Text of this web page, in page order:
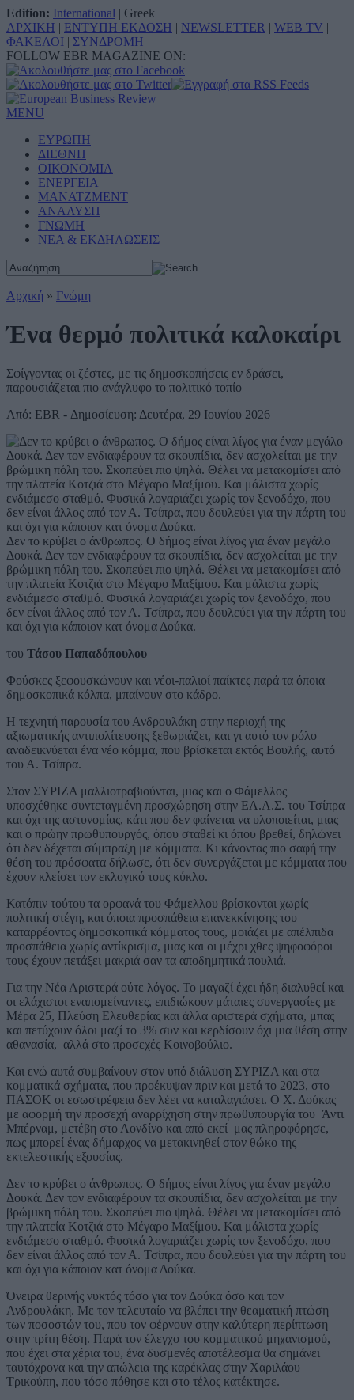
Edition: International | Greek
ΑΡΧΙΚΗ | ΕΝΤΥΠΗ ΕΚΔΟΣΗ | NEWSLETTER | WEB TV |
ΦΑΚΕΛΟΙ | ΣΥΝΔΡΟΜΗ
FOLLOW EBR MAGAZINE ON:
MENU
ΕΥΡΩΠΗ
ΔΙΕΘΝΗ
ΟΙΚΟΝΟΜΙΑ
ΕΝΕΡΓΕΙΑ
ΜΑΝΑΤΖΜΕΝΤ
ΑΝΑΛΥΣΗ
ΓΝΩΜΗ
ΝΕΑ & ΕΚΔΗΛΩΣΕΙΣ
Αρχική » Γνώμη
Ένα θερμό πολιτικά καλοκαίρι
Σφίγγοντας οι ζέστες, με τις δημοσκοπήσεις εν δράσει,
παρουσιάζεται πιο ανάγλυφο το πολιτικό τοπίο
Από: EBR - Δημοσίευση: Δευτέρα, 29 Ιουνίου 2026
Δεν το κρύβει ο άνθρωπος. Ο δήμος είναι λίγος για έναν μεγάλο
Δουκά. Δεν τον ενδιαφέρουν τα σκουπίδια, δεν ασχολείται με την
βρώμικη πόλη του. Σκοπεύει πιο ψηλά. Θέλει να μετακομίσει από
την πλατεία Κοτζιά στο Μέγαρο Μαξίμου. Και μάλιστα χωρίς
ενδιάμεσο σταθμό. Φυσικά λογαριάζει χωρίς τον ξενοδόχο, που
δεν είναι άλλος από τον Α. Τσίπρα, που δουλεύει για την πάρτη του
και όχι για κάποιον κατ όνομα Δούκα.
του Τάσου Παπαδόπουλου
Φούσκες ξεφουσκώνουν και νέοι-παλιοί παίκτες παρά τα όποια
δημοσκοπικά κόλπα, μπαίνουν στο κάδρο.
Η τεχνητή παρουσία του Ανδρουλάκη στην περιοχή της
αξιωματικής αντιπολίτευσης ξεθωριάζει, και γι αυτό τον ρόλο
αναδεικνύεται ένα νέο κόμμα, που βρίσκεται εκτός Βουλής, αυτό
του Α. Τσίπρα.
Στον ΣΥΡΙΖΑ μαλλιοτραβιούνται, μιας και ο Φάμελλος
υποσχέθηκε συντεταγμένη προσχώρηση στην ΕΛ.Α.Σ. του Τσίπρα
και όχι της αστυνομίας, κάτι που δεν φαίνεται να υλοποιείται, μιας
και ο πρώην πρωθυπουργός, όπου σταθεί κι όπου βρεθεί, δηλώνει
ότι δεν δέχεται σύμπραξη με κόμματα. Κι κάνοντας πιο σαφή την
θέση του πρόσφατα δήλωσε, ότι δεν συνεργάζεται με κόμματα που
έχουν κλείσει τον εκλογικό τους κύκλο.
Κατόπιν τούτου τα ορφανά του Φάμελλου βρίσκονται χωρίς
πολιτική στέγη, και όποια προσπάθεια επανεκκίνησης του
καταρρέοντος δημοσκοπικά κόμματος τους, μοιάζει με απέλπιδα
προσπάθεια χωρίς αντίκρισμα, μιας και οι μέχρι χθες ψηφοφόροι
τους έχουν πετάξει μακριά σαν τα αποδημητικά πουλιά.
Για την Νέα Αριστερά ούτε λόγος. Το μαγαζί έχει ήδη διαλυθεί και
οι ελάχιστοι εναπομείναντες, επιδιώκουν μάταιες συνεργασίες με
Μέρα 25, Πλεύση Ελευθερίας και άλλα αριστερά σχήματα, μπας
και πετύχουν όλοι μαζί το 3% συν και κερδίσουν όχι μια θέση στην
αθανασία, αλλά στο προσεχές Κοινοβούλιο.
Και ενώ αυτά συμβαίνουν στον υπό διάλυση ΣΥΡΙΖΑ και στα
κομματικά σχήματα, που προέκυψαν πριν και μετά το 2023, στο
ΠΑΣΟΚ οι εσωστρέφεια δεν λέει να καταλαγιάσει. Ο Χ. Δούκας
με αφορμή την προσεχή αναρρίχηση στην πρωθυπουργία του Άντι
Μπέρναμ, μετέβη στο Λονδίνο και από εκεί μας πληροφόρησε,
πως μπορεί ένας δήμαρχος να μετακινηθεί στον θώκο της
εκτελεστικής εξουσίας.
Δεν το κρύβει ο άνθρωπος. Ο δήμος είναι λίγος για έναν μεγάλο
Δουκά. Δεν τον ενδιαφέρουν τα σκουπίδια, δεν ασχολείται με την
βρώμικη πόλη του. Σκοπεύει πιο ψηλά. Θέλει να μετακομίσει από
την πλατεία Κοτζιά στο Μέγαρο Μαξίμου. Και μάλιστα χωρίς
ενδιάμεσο σταθμό. Φυσικά λογαριάζει χωρίς τον ξενοδόχο, που
δεν είναι άλλος από τον Α. Τσίπρα, που δουλεύει για την πάρτη του
και όχι για κάποιον κατ όνομα Δούκα.
Όνειρα θερινής νυκτός τόσο για τον Δούκα όσο και τον
Ανδρουλάκη. Με τον τελευταίο να βλέπει την θεαματική πτώση
των ποσοστών του, που τον φέρνουν στην καλύτερη περίπτωση
στην τρίτη θέση. Παρά τον έλεγχο του κομματικού μηχανισμού,
που έχει στα χέρια του, ένα δυσμενές αποτέλεσμα θα σημάνει
ταυτόχρονα και την απώλεια της καρέκλας στην Χαριλάου
Τρικούπη, που τόσο πόθησε και στο τέλος κατέκτησε.